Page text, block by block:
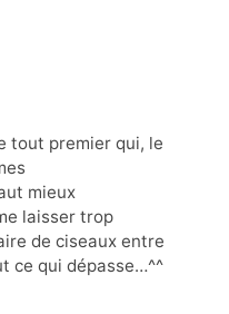
tout premier qui, le
mieux
laisser trop
de ciseaux entre
ce qui dépasse…^^